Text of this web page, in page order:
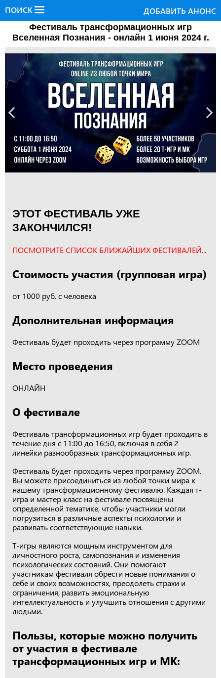
ПОИСК ДОБАВИТЬ АНОНС
Фестиваль трансформационных игр
Вселенная Познания - онлайн 1 июня 2024 г.
ЭТОТ ФЕСТИВАЛЬ УЖЕ
ЗАКОНЧИЛСЯ!
ПОСМОТРИТЕ СПИСОК БЛИЖАЙШИХ ФЕСТИВАЛЕЙ...
Стоимость участия (групповая игра)
от 1000 руб. с человека
Дополнительная информация
Фестиваль будет проходить через программу ZOOM
Место проведения
ОНЛАЙН
О фестивале
Фестиваль трансформационных игр будет проходить в
течение дня с 11:00 до 16:50, включая в себя 2
линейки разнообразных трансформационных игр.
Фестиваль будет проходить через программу ZOOM.
Вы можете присоединиться из любой точки мира к
нашему трансформационному фестивалю. Каждая т-
игра и мастер класс на фестивале посвящены
определенной тематике, чтобы участники могли
погрузиться в различные аспекты психологии и
развивать соответствующие навыки.
Т-игры являются мощным инструментом для
личностного роста, самопознания и изменения
психологических состояний. Они помогают
участникам фестиваля обрести новые понимания о
себе и своих возможностях, преодолеть страхи и
ограничения, развить эмоциональную
интеллектуальность и улучшить отношения с другими
людьми.
Пользы, которые можно получить
от участия в фестивале
трансформационных игр и МК: